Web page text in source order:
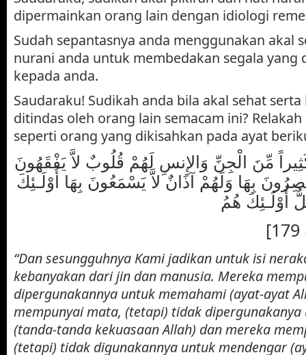
dipermainkan orang lain dengan idiologi
Sudah sepantasnya anda menggunakan akal
nurani anda untuk membedakan segala yang
kepada anda.
Saudaraku! Sudikah anda bila akal sehat
ditindas oleh orang lain semacam ini?
seperti orang yang dikisahkan pada ayat
مِّنَ الْجِنِّ وَالإِنسِ لَهُمْ قُلُوبٌ لاَّ يَفْقَهُونَ
بِهَا وَلَهُمْ آذَانٌ لاَّ يَسْمَعُونَ بِهَا أُوْلَـئِكَ
أُوْلَـئِكَ هُمُ
“Dan sesungguhnya Kami jadikan untuk isi
kebanyakan dari jin dan manusia. Mereka
dipergunakannya untuk memahami (ayat-ayat
mempunyai mata, (tetapi) tidak
(tanda-tanda kekuasaan Allah) dan mereka
(tetapi) tidak digunakannya untuk mendengar